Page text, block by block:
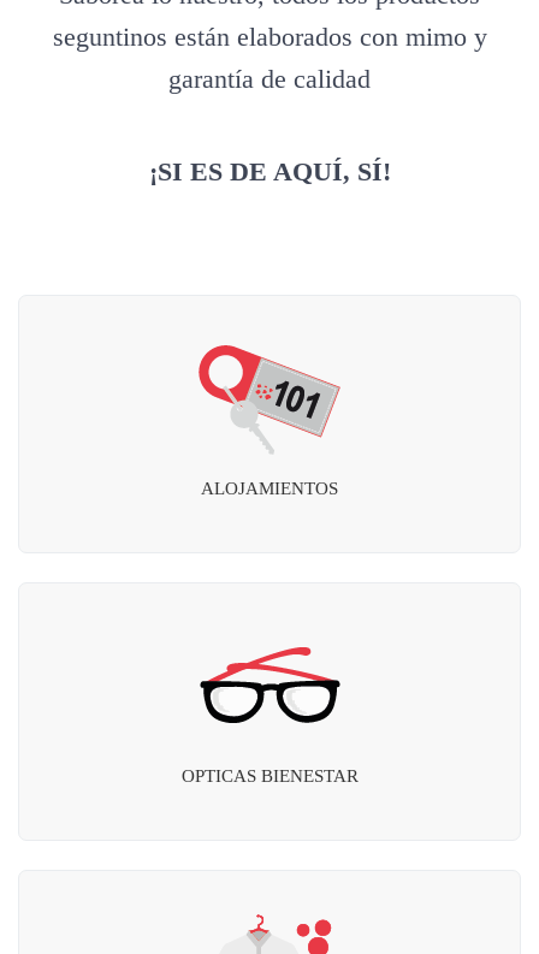
seguntinos están elaborados con mimo y
garantía de calidad
¡SI ES DE AQUÍ, SÍ!
ALOJAMIENTOS
OPTICAS BIENESTAR